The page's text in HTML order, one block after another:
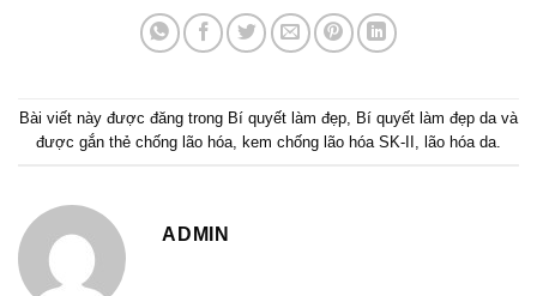
Bài viết này được đăng trong Bí quyết làm đẹp Bí quyết làm đẹp da và
được gắn thẻ chống lão hóa kem chống lão hóa SK-II lão hóa da
ADMIN